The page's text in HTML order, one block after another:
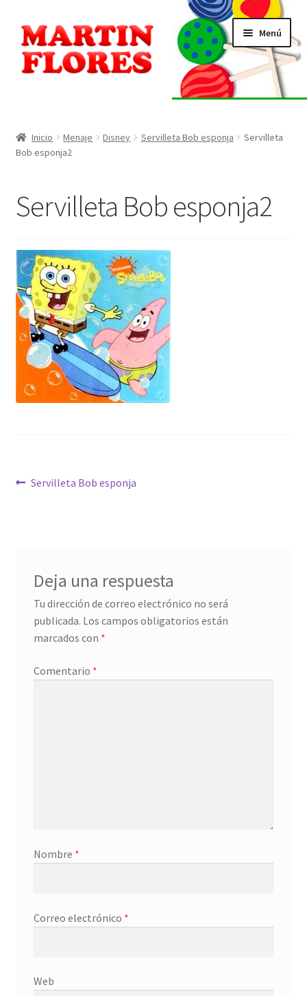
Ir
la
navegación
Ir
al
contenido
Menú
Tienda
Localización
Inicio Menaje Disney Servilleta Bob esponja
Servilleta
Bob esponja2
Servilleta Bob esponja2
Navegación
Anterior:
Servilleta Bob esponja
Deja una respuesta
Tu dirección de correo electrónico no será
publicada. Los campos obligatorios están
marcados con *
Comentario *
Nombre *
Correo electrónico *
Web